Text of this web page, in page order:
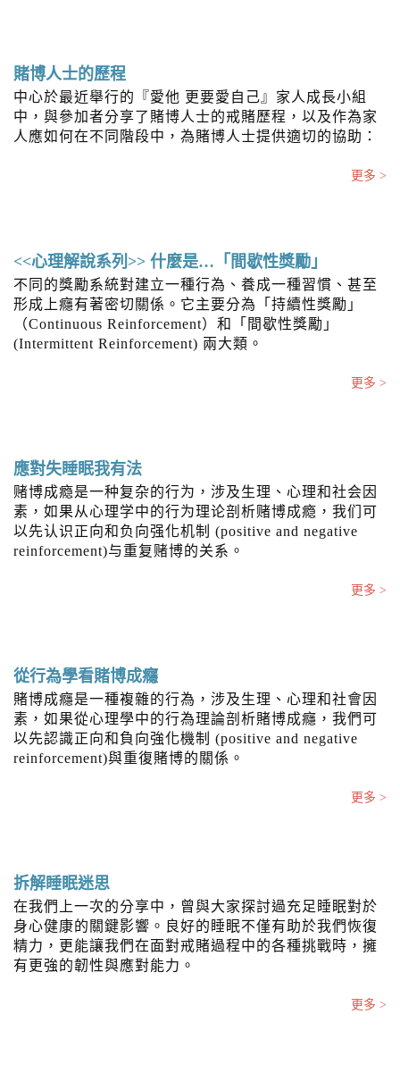
賭博人士的歷程
中心於最近舉行的『愛他 更要愛自己』家人成長小組
中，與參加者分享了賭博人士的戒賭歷程，以及作為家
人應如何在不同階段中，為賭博人士提供適切的協助：
更多 >
<<心理解說系列>> 什麼是…「間歇性獎勵」
不同的獎勵系統對建立一種行為、養成一種習慣、甚至
形成上癮有著密切關係。它主要分為「持續性獎勵」
（Continuous Reinforcement）和「間歇性獎勵」
(Intermittent Reinforcement) 兩大類。
更多 >
應對失睡眠我有法
赌博成瘾是一种复杂的行为，涉及生理、心理和社会因
素，如果从心理学中的行为理论剖析赌博成瘾，我们可
以先认识正向和负向强化机制 (positive and negative
reinforcement)与重复赌博的关系。
更多 >
從行為學看賭博成癮
賭博成癮是一種複雜的行為，涉及生理、心理和社會因
素，如果從心理學中的行為理論剖析賭博成癮，我們可
以先認識正向和負向強化機制 (positive and negative
reinforcement)與重復賭博的關係。
更多 >
拆解睡眠迷思
在我們上一次的分享中，曾與大家探討過充足睡眠對於
身心健康的關鍵影響。良好的睡眠不僅有助於我們恢復
精力，更能讓我們在面對戒賭過程中的各種挑戰時，擁
有更強的韌性與應對能力。
更多 >